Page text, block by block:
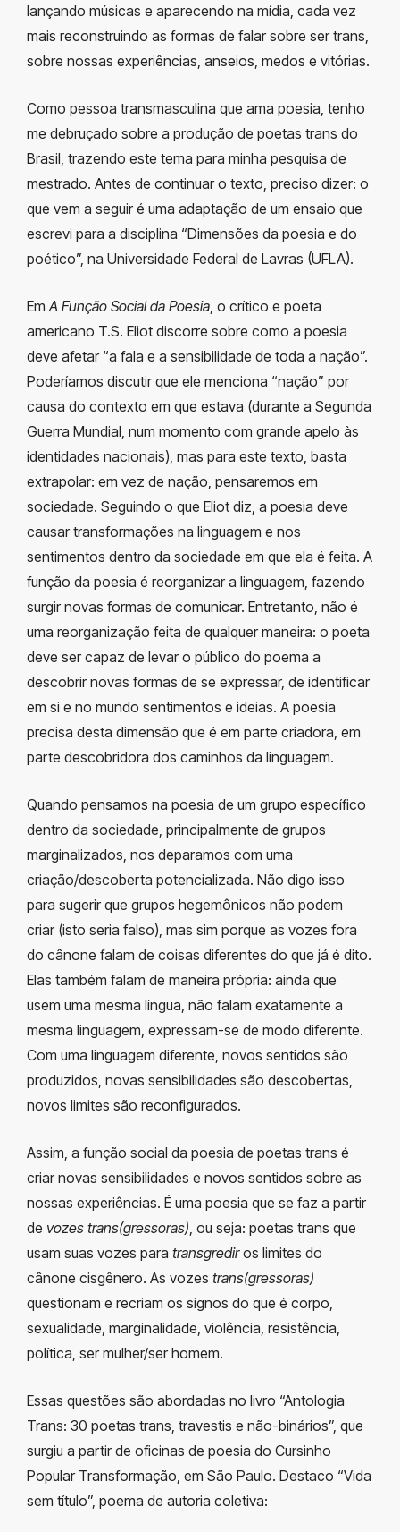
lançando músicas e aparecendo na mídia, cada vez
mais reconstruindo as formas de falar sobre ser trans,
sobre nossas experiências, anseios, medos e vitórias.
Como pessoa transmasculina que ama poesia, tenho
me debruçado sobre a produção de poetas trans do
Brasil, trazendo este tema para minha pesquisa de
mestrado. Antes de continuar o texto, preciso dizer: o
que vem a seguir é uma adaptação de um ensaio que
escrevi para a disciplina “Dimensões da poesia e do
poético”, na Universidade Federal de Lavras (UFLA).
Em A Função Social da Poesia , o crítico e poeta
americano T.S. Eliot discorre sobre como a poesia
deve afetar “a fala e a sensibilidade de toda a nação”.
Poderíamos discutir que ele menciona “nação” por
causa do contexto em que estava (durante a Segunda
Guerra Mundial, num momento com grande apelo às
identidades nacionais), mas para este texto, basta
extrapolar: em vez de nação, pensaremos em
sociedade. Seguindo o que Eliot diz, a poesia deve
causar transformações na linguagem e nos
sentimentos dentro da sociedade em que ela é feita. A
função da poesia é reorganizar a linguagem, fazendo
surgir novas formas de comunicar. Entretanto, não é
uma reorganização feita de qualquer maneira: o poeta
deve ser capaz de levar o público do poema a
descobrir novas formas de se expressar, de identificar
em si e no mundo sentimentos e ideias. A poesia
precisa desta dimensão que é em parte criadora, em
parte descobridora dos caminhos da linguagem.
Quando pensamos na poesia de um grupo específico
dentro da sociedade, principalmente de grupos
marginalizados, nos deparamos com uma
criação/descoberta potencializada. Não digo isso
para sugerir que grupos hegemônicos não podem
criar (isto seria falso), mas sim porque as vozes fora
do cânone falam de coisas diferentes do que já é dito.
Elas também falam de maneira própria: ainda que
usem uma mesma língua, não falam exatamente a
mesma linguagem, expressam-se de modo diferente.
Com uma linguagem diferente, novos sentidos são
produzidos, novas sensibilidades são descobertas,
novos limites são reconfigurados.
Assim, a função social da poesia de poetas trans é
criar novas sensibilidades e novos sentidos sobre as
nossas experiências. É uma poesia que se faz a partir
de vozes trans(gressoras) , ou seja: poetas trans que
usam suas vozes para transgrediros limites do
cânone cisgênero. As vozes trans(gressoras)
questionam e recriam os signos do que é corpo,
sexualidade, marginalidade, violência, resistência,
política, ser mulher/ser homem.
Essas questões são abordadas no livro “Antologia
Trans: 30 poetas trans, travestis e não-binários”, que
surgiu a partir de oficinas de poesia do Cursinho
Popular Transformação, em São Paulo. Destaco “Vida
sem título”, poema de autoria coletiva: